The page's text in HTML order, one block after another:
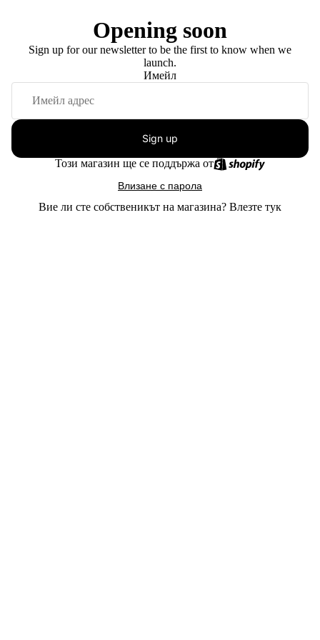
Opening soon
Sign up for our newsletter to be the first to know when we
launch.
Имейл
Sign up
Този магазин ще се поддържа от
Влизане с парола
Вие ли сте собственикът на магазина? Влезте тук